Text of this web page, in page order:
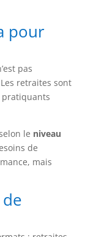
pour
pas
retraites sont
pratiquants
le niveau
de
mais